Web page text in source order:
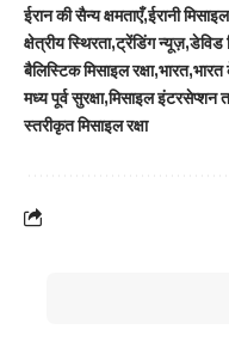
ईरान की सैन्य क्षमताएँ ईरानी
क्षेत्रीय स्थिरता ट्रेंडिंग न्यूज़ डेविड
बैलिस्टिक मिसाइल रक्षा भारत
मध्य पूर्व सुरक्षा मिसाइल इंटरसेप्शन
स्तरीकृत मिसाइल रक्षा